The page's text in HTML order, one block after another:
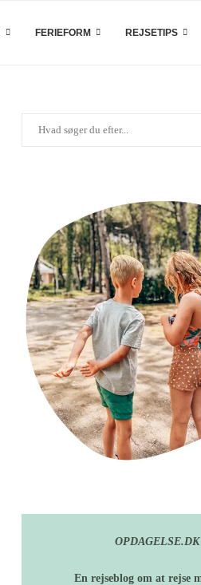
FERIEFORM REJSETIPS
OPDAGELSE.DK
En rejseblog om at rejse